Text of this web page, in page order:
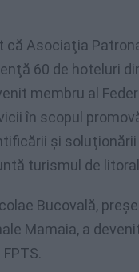
că Asociaţia
60 de hoteluri
membru al
în scopul
şi
turismul de
Bucovală,
Mamaia, a